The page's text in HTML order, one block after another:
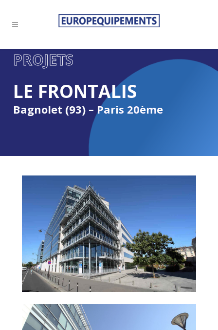
PROJETS
LE FRONTALIS
Bagnolet (93) – Paris 20ème